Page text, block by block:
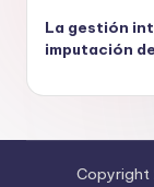
La gestión
imputación